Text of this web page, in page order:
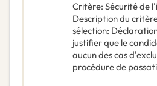
Critère: Sécurité de
Description du
sélection:
justifier que le
aucun des cas
procédure de